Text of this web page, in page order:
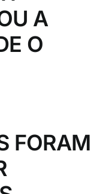
A
O
FORAM